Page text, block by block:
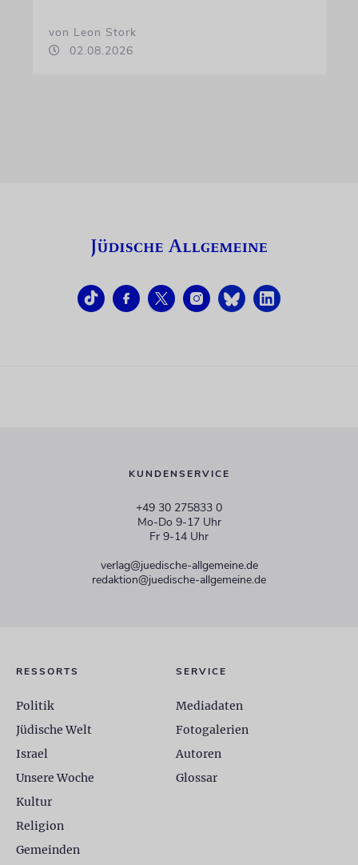
von Leon Stork
02.08.2026
KUNDENSERVICE
+49 30 275833 0
Mo-Do 9-17 Uhr
Fr 9-14 Uhr
verlag@juedische-allgemeine.de
redaktion@juedische-allgemeine.de
RESSORTS
Politik
Jüdische Welt
Israel
Unsere Woche
Kultur
Religion
Gemeinden
SERVICE
Mediadaten
Fotogalerien
Autoren
Glossar